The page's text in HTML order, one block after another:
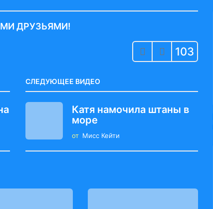
ДРУЗЬЯМИ!
103
СЛЕДУЮЩЕЕ ВИДЕО
Катя намочила штаны в
море
от Мисс Кейти